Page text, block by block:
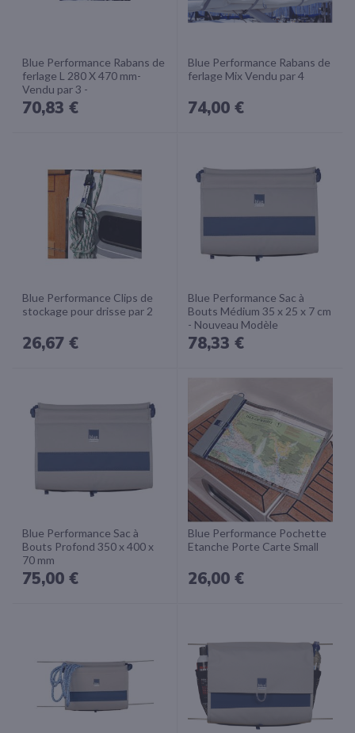
Blue Performance Rabans de
ferlage L 280 X 470 mm-
Vendu par 3 -
70,83 €
Blue Performance Rabans de
ferlage Mix Vendu par 4
74,00 €
Blue Performance Clips de
stockage pour drisse par 2
26,67 €
Blue Performance Sac à
Bouts Médium 35 x 25 x 7 cm
- Nouveau Modèle
78,33 €
Blue Performance Sac à
Bouts Profond 350 x 400 x
70 mm
75,00 €
Blue Performance Pochette
Etanche Porte Carte Small
26,00 €